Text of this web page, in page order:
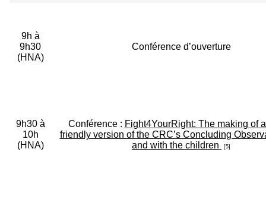
9h à
9h30
(HNA)
Conférence d’ouverture
9h30 à
10h
(HNA)
Conférence : Fight4YourRight: The making of
friendly version of the CRC’s Concluding
and with the children
[5]